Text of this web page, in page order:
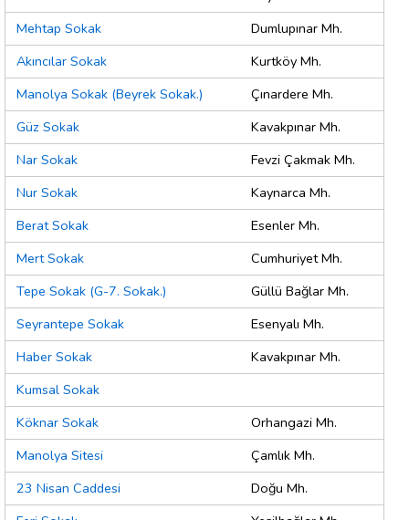
Mehtap Sokak
Dumlupınar Mh.
Akıncılar Sokak
Kurtköy Mh.
Manolya Sokak (Beyrek Sokak.)
Çınardere Mh.
Güz Sokak
Kavakpınar Mh.
Nar Sokak
Fevzi Çakmak Mh.
Nur Sokak
Kaynarca Mh.
Berat Sokak
Esenler Mh.
Mert Sokak
Cumhuriyet Mh.
Tepe Sokak (G-7. Sokak.)
Güllü Bağlar Mh.
Seyrantepe Sokak
Esenyalı Mh.
Haber Sokak
Kavakpınar Mh.
Kumsal Sokak
Köknar Sokak
Orhangazi Mh.
Manolya Sitesi
Çamlık Mh.
23 Nisan Caddesi
Doğu Mh.